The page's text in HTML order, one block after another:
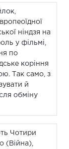
ніндзя на
у фільмі,
по
коріння
Так само, з
й
обміну
Чотири
(Війна),